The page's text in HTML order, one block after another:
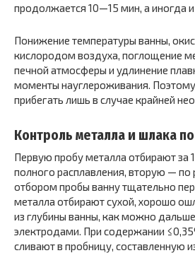
продолжается 10—15 мин, а иногда
Понижение температуры ванны,
кислородом воздуха, поглощение
печной атмосферы и удлинение
моменты науглероживания.
прибегать лишь в случае крайней
Контроль металла и шлака
Первую про­бу металла отбирают
полного рас­плавления, вторую — по
отбором пробы ванну тщательно
металла отбирают сухой, хорошо
из глу­бины ванны, как можно
электродами. При содержании
сливают в пробницу, составленную